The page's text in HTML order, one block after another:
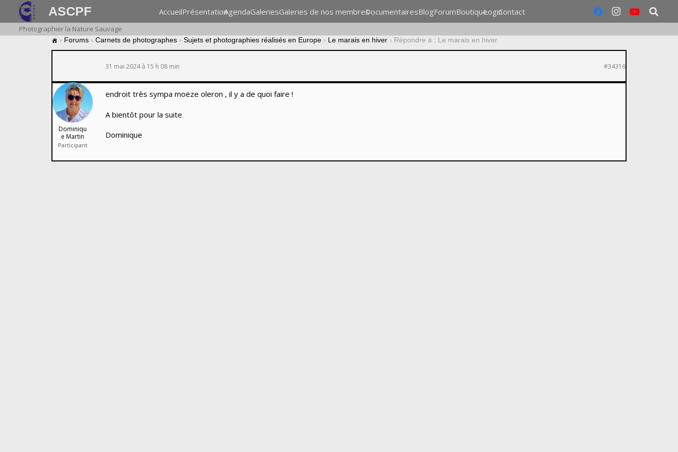
ASCPF AccueilPrésentationAgendaGaleriesGaleries de nos membresDocumentairesBlogForumBoutiqueLoginContact
Photographier la Nature Sauvage
› Forums › Carnets de photographes › Sujets et photographies réalisés en Europe › Le marais en hiver › Répondre à : Le marais en hiver
31 mai 2024 à 15 h 08 min #34316
Dominiqu
e Martin
Participant
endroit très sympa moëze oleron , il y a de quoi faire !
A bientôt pour la suite
Dominique